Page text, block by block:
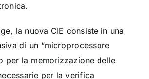
la nuova CIE consiste in una
di un “microprocessore
per la memorizzazione delle
per la verifica